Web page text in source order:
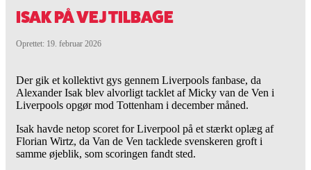
ISAK PÅ VEJ TILBAGE
Oprettet: 19. februar 2026
Der gik et kollektivt gys gennem Liverpools fanbase, da
Alexander Isak blev alvorligt tacklet af Micky van de Ven i
Liverpools opgør mod Tottenham i december måned.
Isak havde netop scoret for Liverpool på et stærkt oplæg af
Florian Wirtz, da Van de Ven tacklede svenskeren groft i
samme øjeblik, som scoringen fandt sted.